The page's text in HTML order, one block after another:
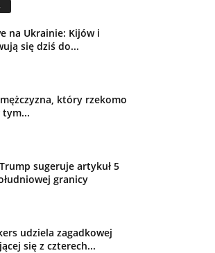
na Ukrainie: Kijów i
się dziś do...
który rzekomo
tym...
sugeruje artykuł 5
granicy
udziela zagadkowej
się z czterech...